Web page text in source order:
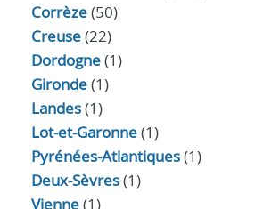
Corrèze(50)
Creuse(22)
Dordogne(1)
Gironde(1)
Landes(1)
Lot-et-Garonne(1)
Pyrénées-Atlantiques(1)
Deux-Sèvres(1)
Vienne(1)